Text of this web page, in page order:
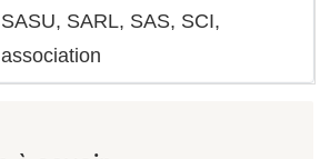
SASU, SARL, SAS, SCI,
association